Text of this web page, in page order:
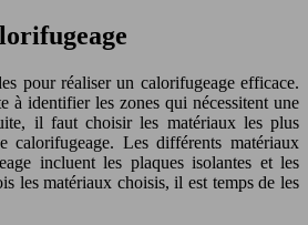
pour réaliser un calorifugeage efficace.
à identifier les zones qui nécessitent une
il faut choisir les matériaux les plus
calorifugeage. Les différents matériaux
incluent les plaques isolantes et les
les matériaux choisis, il est temps de les